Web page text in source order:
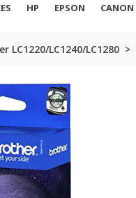
HP EPSON CANON
LC1220/LC1240/LC1280